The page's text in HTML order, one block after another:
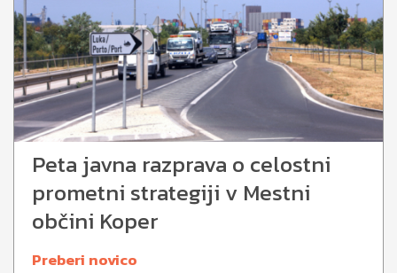
Peta javna razprava o celostni
prometni strategiji v Mestni
občini Koper
Preberi novico